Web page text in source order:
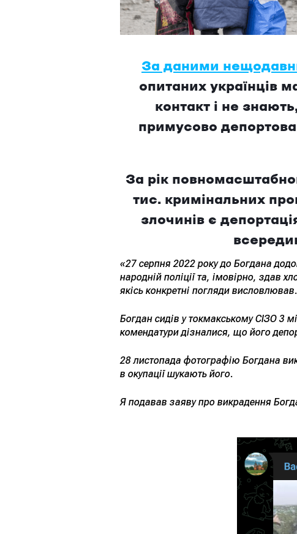
За даними
опитаних українців
контакт і не
примусово
За рік
тис. кримінальних
злочинів є
«27 серпня 2022 року до Богдана
народній поліції та, імовірно, здав
якісь конкретні погляди
Богдан сидів у токмакському СІЗО 3
комендатури дізналися, що його
28 листопада фотографію Богдана
в окупації шукають його.
Я подавав заяву про викрадення